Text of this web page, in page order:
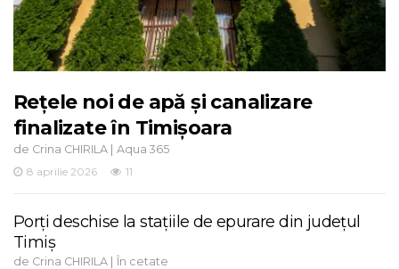
Rețele noi de apă și canalizare
finalizate în Timișoara
de Crina CHIRILA | Aqua 365
8 aprilie 2026
11
Porți deschise la stațiile de epurare din județul
Timiș
de Crina CHIRILA | În cetate